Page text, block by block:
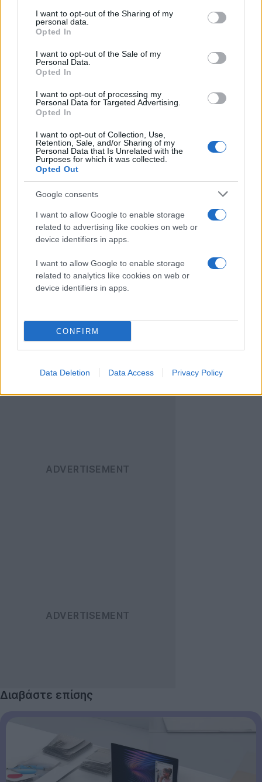
not limited to your visit or usage behaviour. You may click to
grant or deny consent to Google and its third-party tags to
use your data for below specified purposes in below Google
consent section.
I want to opt-out of the Sharing of my
personal data.
Opted In
I want to opt-out of the Sale of my
Personal Data.
Opted In
I want to opt-out of processing my
Personal Data for Targeted Advertising.
Opted In
I want to opt-out of Collection, Use,
Retention, Sale, and/or Sharing of my
Personal Data that Is Unrelated with the
Purposes for which it was collected.
Opted Out
Google consents
I want to allow Google to enable storage
related to advertising like cookies on web or
device identifiers in apps.
I want to allow Google to enable storage
related to analytics like cookies on web or
device identifiers in apps.
CONFIRM
Data Deletion Data Access Privacy Policy
Σύμφωνα με την ιστοσελίδαStreakSmart
, το νέο
Android tablet θα χρησιμοποιεί επεξεργαστή
, ενώ θα διαθέτειοθόνη 5'' ανάλυσης 1280 x
Παρόλα αυτά, καλό θα είναι να κρατάμε μικρό
καλάθι, καθώς ο πληροφοριοδότης της ιστοσελίδας
ανέφερε ότι θα κυκλοφορήσει το Μάιο, οπότε πολλά
μπορούν να αλλάξουν μέχρι τότε, ενώ δε πρέπει να
ξεχνάμε ότι ηDellετοιμάζει και ένα νέο
StreakSmart ]
Techgear.gr στο Google
News
ενημερώνεστε άμεσα
για όλα τα νέα άρθρα!
Διαβάστε επίσης